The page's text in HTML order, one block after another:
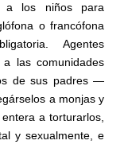
a los niños para
o francófona
Agentes
las comunidades
de sus padres —
a monjas y
a torturarlos,
y sexualmente, e